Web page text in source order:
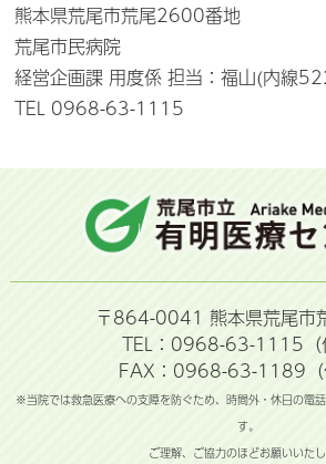
熊本県荒尾市荒尾2600番地
荒尾市民病院
経営企画課 用度係 担当：福山(内線
TEL 0968-63-1115
〒864-0041 熊本県荒尾市
TEL：0968-63-1115（
FAX：0968-63-1189（
※当院では救急医療への支障を防ぐため、時間外・休日の電
す。
ご理解、ご協力のほどお願いいたし